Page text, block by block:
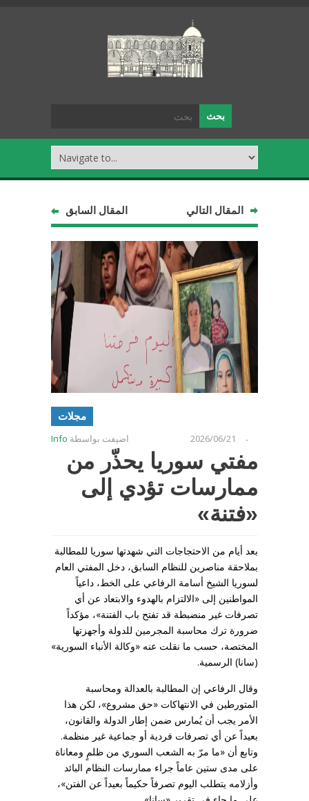
المقال السابق المقال التالي
مجلات
اضيفت بواسطة Info -
2026/06/21
مفتي سوريا يحذّر من
ممارسات تؤدي إلى
«فتنة»
بعد أيام من الاحتجاجات التي شهدتها سوريا للمطالبة
بملاحقة مناصرين للنظام السابق، دخل المفتي العام
لسوريا الشيخ أسامة الرفاعي على الخط، داعياً
المواطنين ‌‏‌‏إلى «الالتزام بالهدوء والابتعاد عن أي
تصرفات غير منضبطة قد تفتح باب الفتنة»، مؤكداً
‌‏‌‏ضرورة ترك محاسبة المجرمين للدولة وأجهزتها
المختصة، حسب ما نقلت عنه «وكالة الأنباء السورية»
(سانا) الرسمية.
وقال الرفاعي إن المطالبة بالعدالة ومحاسبة
المتورطين في ‌‏الانتهاكات «حق مشروع»، لكن هذا
الأمر يجب أن يُمارس ضمن إطار الدولة ‌‏والقانون،
بعيداً عن أي تصرفات فردية أو جماعية غير منظمة.‏
وتابع أن «ما مرّ به الشعب السوري من ظلمٍ ومعاناة
على مدى ستين عاماً ‏جراء ممارسات النظام البائد
وأزلامه يتطلب اليوم تصرفاً حكيماً بعيداً عن الفتن»،